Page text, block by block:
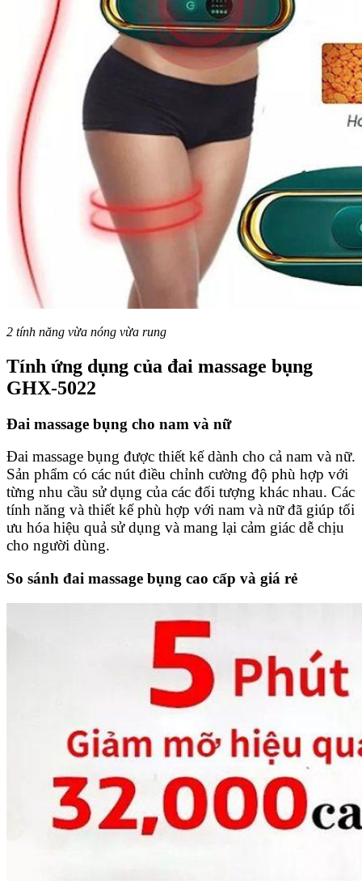
2 tính năng vừa nóng vừa rung
Tính ứng dụng của đai massage bụng
GHX-5022
Đai massage bụng cho nam và nữ
Đai massage bụng được thiết kế dành cho cả nam và nữ.
Sản phẩm có các nút điều chỉnh cường độ phù hợp với
từng nhu cầu sử dụng của các đối tượng khác nhau. Các
tính năng và thiết kế phù hợp với nam và nữ đã giúp tối
ưu hóa hiệu quả sử dụng và mang lại cảm giác dễ chịu
cho người dùng.
So sánh đai massage bụng cao cấp và giá rẻ